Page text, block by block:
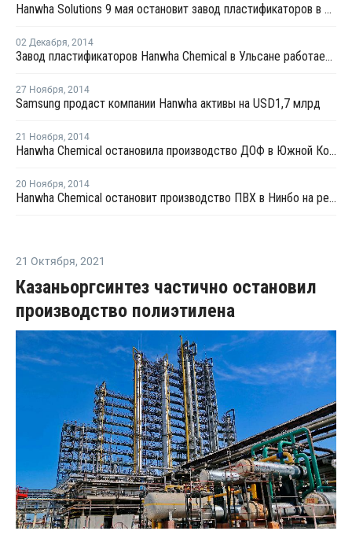
Hanwha Solutions 9 мая остановит завод пластификаторов в Ульсане на плановый ремонт
02 Декабря, 2014
Завод пластификаторов Hanwha Chemical в Ульсане работает с 35%-ой загрузкой мощностей
27 Ноября, 2014
Samsung продаст компании Hanwha активы на USD1,7 млрд
21 Ноября, 2014
Hanwha Chemical остановила производство ДОФ в Южной Корее из-за проблем с поставками сырья
20 Ноября, 2014
Hanwha Chemical остановит производство ПВХ в Нинбо на ремонт
21 Октября, 2021
Казаньоргсинтез частично остановил
производство полиэтилена